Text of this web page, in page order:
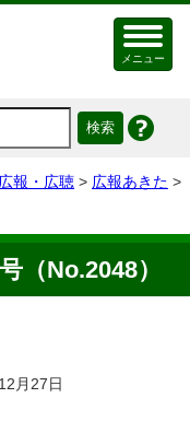
メニュー
広報・広聴 > 広報あきた >
（No.2048）
月27日